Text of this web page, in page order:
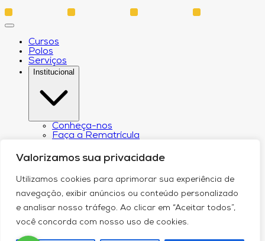
Valorizamos sua privacidade
Utilizamos cookies para aprimorar sua experiência de
navegação, exibir anúncios ou conteúdo personalizado
e analisar nosso tráfego. Ao clicar em “Aceitar todos”,
você concorda com nosso uso de cookies.
Cursos
Polos
Serviços
Institucional
Conheça-nos
Faça a Rematrícula
Estatuto e Regimento
Regulamento Extraordinário Aproveitamento
Resoluções e Portarias
Política de Privacidade
Egressos
CPA – Comissão Própria de Avaliação
Núcleo de Prática Jurídica
Revistas